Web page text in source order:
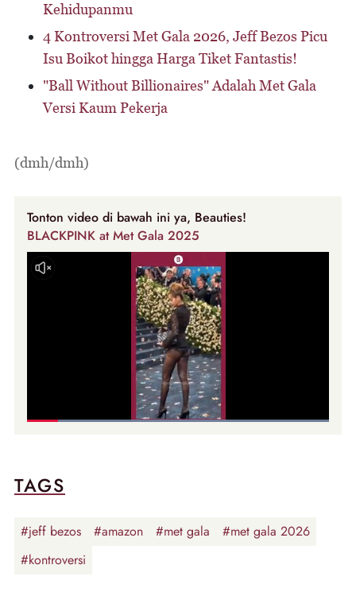
Kehidupanmu
4 Kontroversi Met Gala 2026, Jeff Bezos Picu
Isu Boikot hingga Harga Tiket Fantastis!
"Ball Without Billionaires" Adalah Met Gala
Versi Kaum Pekerja
(dmh/dmh)
Tonton video di bawah ini ya, Beauties!
BLACKPINK at Met Gala 2025
TAGS
#jeff bezos #amazon #met gala
#met gala 2026
#kontroversi